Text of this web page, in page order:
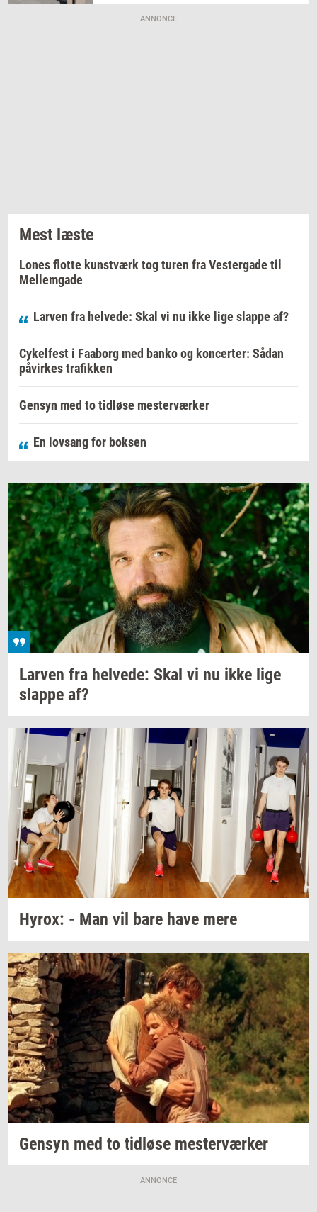
ANNONCE
Mest læste
Lones flotte kunstværk tog turen fra Vestergade til
Mellemgade
Larven fra helvede: Skal vi nu ikke lige slappe af?
Cykelfest i Faaborg med banko og koncerter: Sådan
påvirkes trafikken
Gensyn med to tidløse mesterværker
En lovsang for boksen
Lar­ven fra hel­ve­de: Skal vi nu ikke lige
slap­pe af?
Hyrox: - Man vil bare have mere
Gen­syn med to tid­lø­se mester­vær­ker
ANNONCE